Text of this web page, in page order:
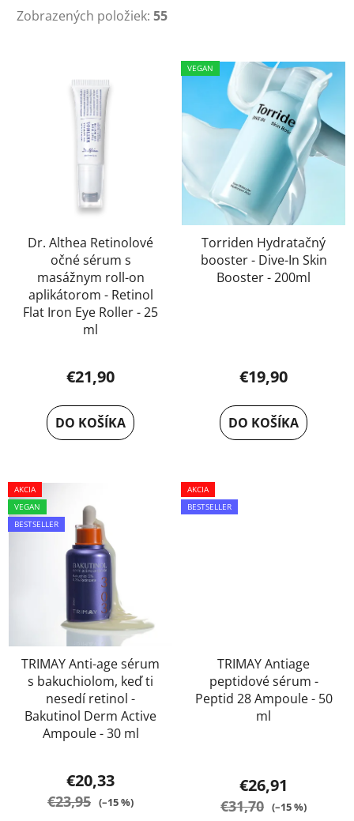
Zobrazených položiek: 55
Dr. Althea Retinolové
očné sérum s
masážnym roll-on
aplikátorom - Retinol
Flat Iron Eye Roller - 25
ml
€21,90
DO KOŠÍKA
VEGAN
Torriden Hydratačný
booster - Dive-In Skin
Booster - 200ml
€19,90
DO KOŠÍKA
AKCIA
VEGAN
BESTSELLER
TRIMAY Anti-age sérum
s bakuchiolom, keď ti
nesedí retinol -
Bakutinol Derm Active
Ampoule - 30 ml
hodnotenie
produktu
€20,33
€23,95 (–15 %)
AKCIA
BESTSELLER
TRIMAY Antiage
peptidové sérum -
Peptid 28 Ampoule - 50
ml
produktu
je
€26,91
€31,70 (–15 %)